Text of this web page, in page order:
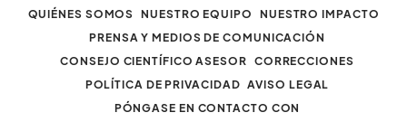
QUIÉNES SOMOS NUESTRO EQUIPO
NUESTRO IMPACTO
PRENSA Y MEDIOS DE COMUNICACIÓN
CONSEJO CIENTÍFICO ASESOR CORRECCIONES
POLÍTICA DE PRIVACIDAD AVISO LEGAL
PÓNGASE EN CONTACTO CON